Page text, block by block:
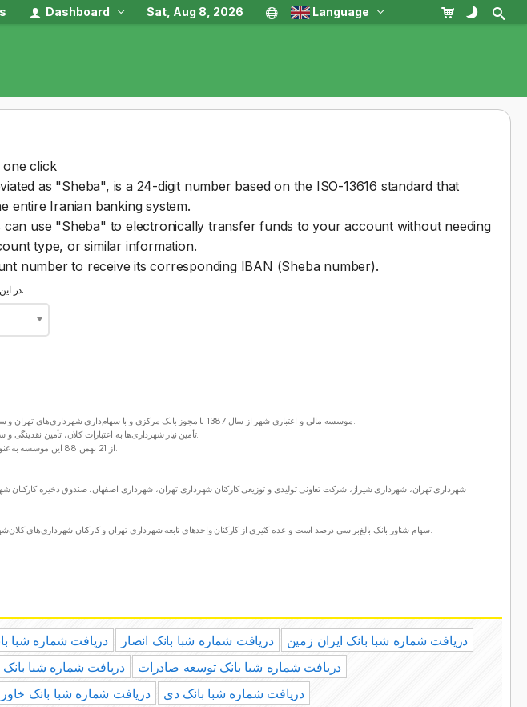
Dashboard Sat, Aug 8, 2026 Language
click
as "Sheba", is a 24-digit number based on the ISO-13616 standard that
entire Iranian banking system.
can use "Sheba" to electronically transfer funds to your account without needing
type, or similar information.
number to receive its corresponding IBAN (Sheba number).
درو سایر بانک‌ها را محاسبه نمایید.
موسسه مالی و اعتباری شهر از سال 1387 با مجوز بانک مرکزی و با سهام‌داری شهرداری‌های تهران و سایر کلان‌شهرهای کشور، تأسیس و فعالیت خود را به‌صورت رسمی آغاز کرد.
تأمین نیاز شهرداری‌ها به اعتبارات کلان، تأمین نقدینگی و سرمایه و پوشش هزینه‌ها و مخارج شهر از وظایف این بانک تعریف‌شده است.
از 21 بهمن 88 این موسسه به‌عنوان یکی از بانک‌های خصوصی کشور فعالیت خود را وارد مرحله جدیدی کرد.
شهرداری تهران، شهرداری شیراز، شرکت تعاونی تولیدی و توزیعی کارکنان شهرداری تهران، شهرداری اصفهان، صندوق ذخیره
سهام شناور بانک بالغ‌بر سی درصد است و عده کثیری از کارکنان واحدهای تابعه شهرداری تهران و کارکنان شهرداری‌های کلان‌شهرها و اشخاص عادی، ترکیب سهام‌داران معزز بانک شهر را تشکیل می‌دهند.
دریافت شماره شبا دریافت شماره شبا بانک انصار
دریافت شماره شبا بانک ایران زمین
دریافت شماره شبا
دریافت شماره شبا بانک توسعه صادرات
دریافت شماره شبا بانک
دریافت شماره شبا بانک دی